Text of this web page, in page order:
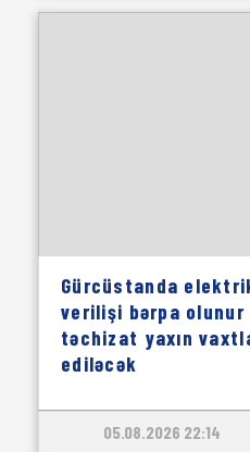
Gürcüstanda
verilişi bərpa olunur
təchizat yaxın
ediləcək
05.08.2026 22:14